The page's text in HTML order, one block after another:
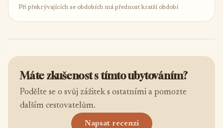
Při překrývajících se obdobích má přednost kratší období
Máte zkušenost s tímto ubytováním?
Podělte se o svůj zážitek s ostatními a pomozte
dalším cestovatelům.
Napsat recenzi